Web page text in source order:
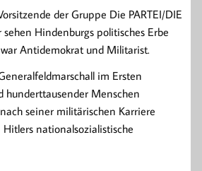
der Gruppe Die PARTEI/DIE
sehen Hindenburgs politisches Erbe
Antidemokrat und Militarist.
im Ersten
hunderttausender Menschen
seiner militärischen Karriere
nationalsozialistische